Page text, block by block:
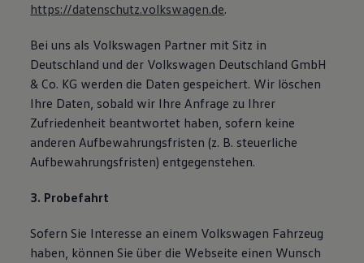
https://datenschutz.volkswagen.de.
Bei uns als Volkswagen Partner mit Sitz in
Deutschland und der Volkswagen Deutschland GmbH
& Co. KG werden die Daten gespeichert. Wir löschen
Ihre Daten, sobald wir Ihre Anfrage zu Ihrer
Zufriedenheit beantwortet haben, sofern keine
anderen Aufbewahrungsfristen (z. B. steuerliche
Aufbewahrungsfristen) entgegenstehen.
3. Probefahrt
Sofern Sie Interesse an einem Volkswagen Fahrzeug
haben, können Sie über die Webseite einen Wunsch